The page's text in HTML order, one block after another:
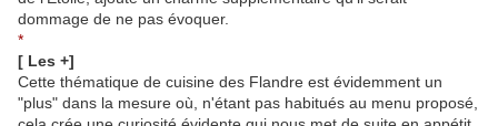
dommage de ne pas évoquer.
*
[ Les +]
Cette thématique de cuisine des Flandre est évidemment un
"plus" dans la mesure où, n'étant pas habitués au menu proposé,